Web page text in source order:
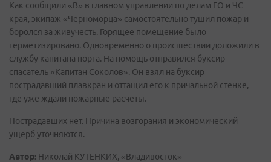
Как сообщили «В» в главном управлении по делам ГО и ЧС
края, экипаж «Черноморца» самостоятельно тушил пожар и
боролся за живучесть. Горящее помещение было
герметизировано. Одновременно о происшествии доложили в
службу капитана порта. На помощь отправился буксир-
спасатель «Капитан Соколов». Он взял на буксир
пострадавший плавкран и оттащил его к причальной стенке,
где уже ждали пожарные расчеты.
Пострадавших нет. Причина возгорания и экономический
ущерб уточняются.
Автор: Николай КУТЕНКИХ, «Владивосток»